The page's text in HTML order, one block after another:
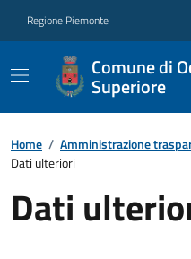
Regione Piemonte
Comune di
Superiore
Home / Amministrazione
Dati ulteriori
Dati